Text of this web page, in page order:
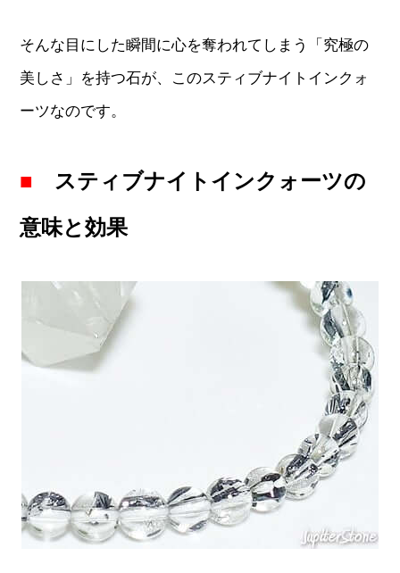
そんな目にした瞬間に心を奪われてしまう「究極の
美しさ」を持つ石が、このスティブナイトインクォ
ーツなのです。
■ スティブナイトインクォーツの
意味と効果